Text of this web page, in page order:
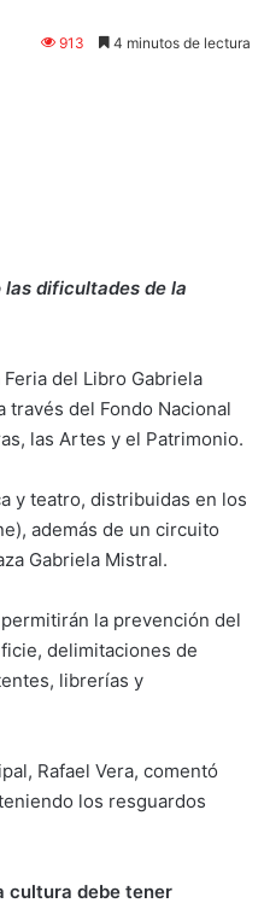
913 4 minutos de lectura
dificultades de la
del Libro Gabriela
través del Fondo Nacional
las Artes y el Patrimonio.
y teatro, distribuidas en los
además de un circuito
Gabriela Mistral.
la prevención del
delimitaciones de
librerías y
Rafael Vera, comentó
los resguardos
cultura debe tener